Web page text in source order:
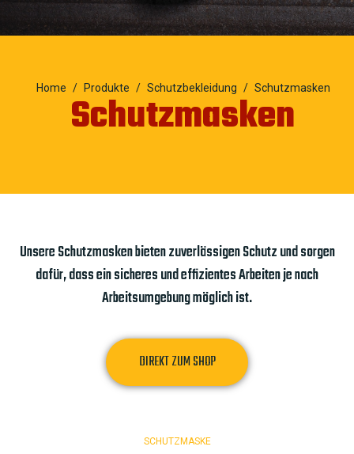
Home Produkte Schutzbekleidung Schutzmasken
Schutzmasken
Unsere Schutzmasken bieten zuverlässigen Schutz und sorgen
dafür, dass ein sicheres und effizientes Arbeiten je nach
Arbeitsumgebung möglich ist.
DIREKT ZUM SHOP
SCHUTZMASKE